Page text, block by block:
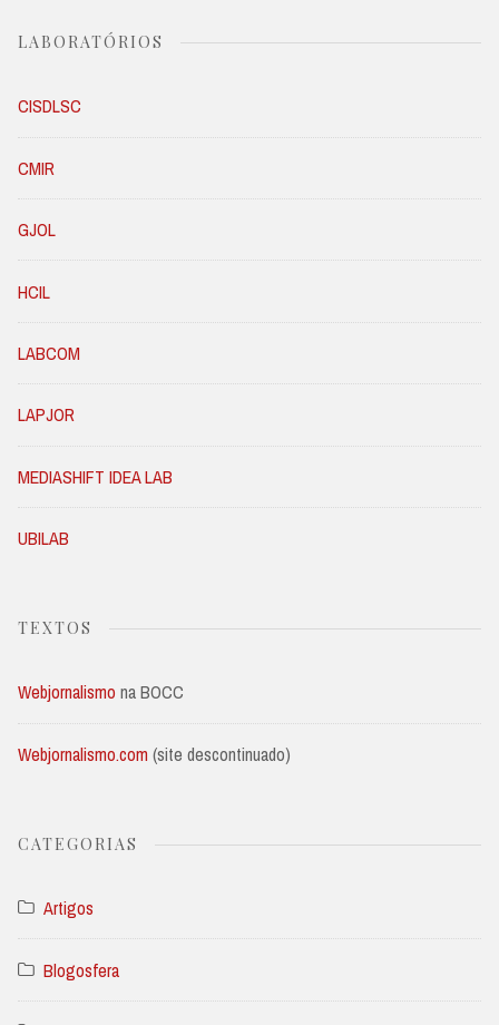
LABORATÓRIOS
CISDLSC
CMIR
GJOL
HCIL
LABCOM
LAPJOR
MEDIASHIFT IDEA LAB
UBILAB
TEXTOS
Webjornalismo na BOCC
Webjornalismo.com (site descontinuado)
CATEGORIAS
Artigos
Blogosfera